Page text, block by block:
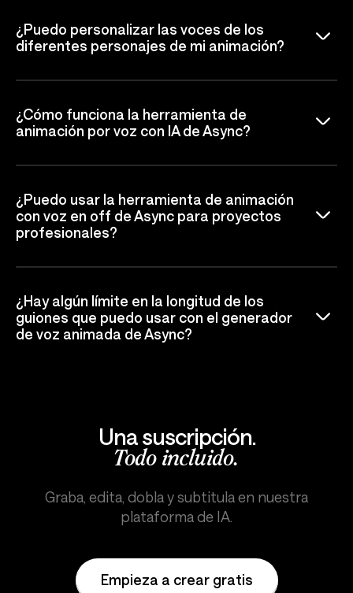
¿Puedo personalizar las voces de los
diferentes personajes de mi animación?
¿Cómo funciona la herramienta de
animación por voz con IA de Async?
¿Puedo usar la herramienta de animación
con voz en off de Async para proyectos
profesionales?
¿Hay algún límite en la longitud de los
guiones que puedo usar con el generador
de voz animada de Async?
Una suscripción.
Todo incluido.
Graba, edita, dobla y subtitula en nuestra
plataforma de IA.
Empieza a crear gratis